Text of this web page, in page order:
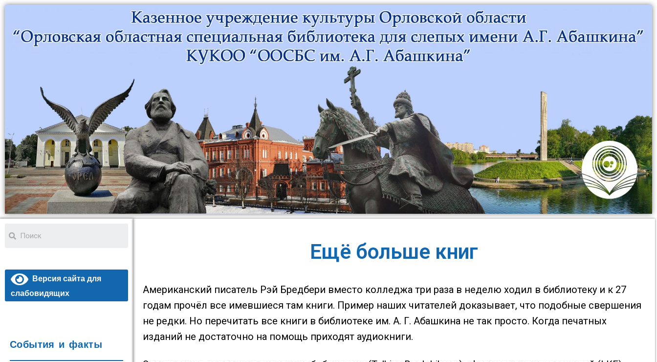
Версия сайта для
слабовидящих
События и факты
Ещё больше книг
Американский писатель Рэй Бредбери вместо колледжа три раза в неделю ходил в библиотеку и к 27
годам прочёл все имевшиеся там книги. Пример наших читателей доказывает, что подобные свершения
не редки. Но перечитать все книги в библиотеке им. А. Г. Абашкина не так просто. Когда печатных
изданий не достаточно на помощь приходят аудиокниги.